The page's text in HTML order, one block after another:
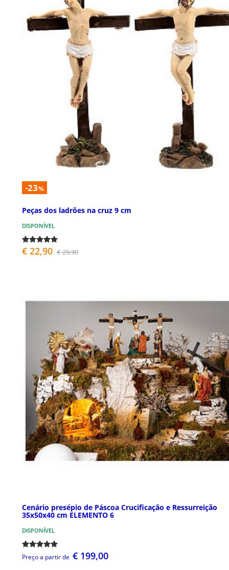
-23%
Peças dos ladrões na cruz 9 cm
DISPONÍVEL
€ 22,90 € 29,90
Cenário presépio de Páscoa Crucificação e Ressurreição
35x50x40 cm ELEMENTO 6
DISPONÍVEL
Preço a partir de € 199,00